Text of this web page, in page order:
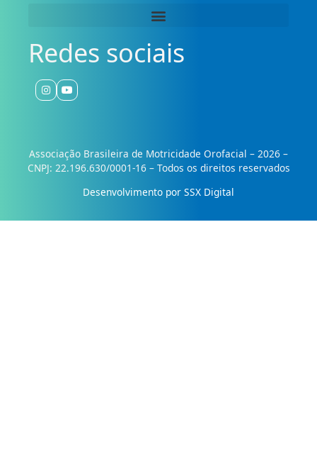
Redes sociais
Associação Brasileira de Motricidade Orofacial – 2026 –
CNPJ: 22.196.630/0001-16 – Todos os direitos reservados
Desenvolvimento por SSX Digital